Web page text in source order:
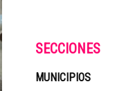
SECCIONES
MUNICIPIOS